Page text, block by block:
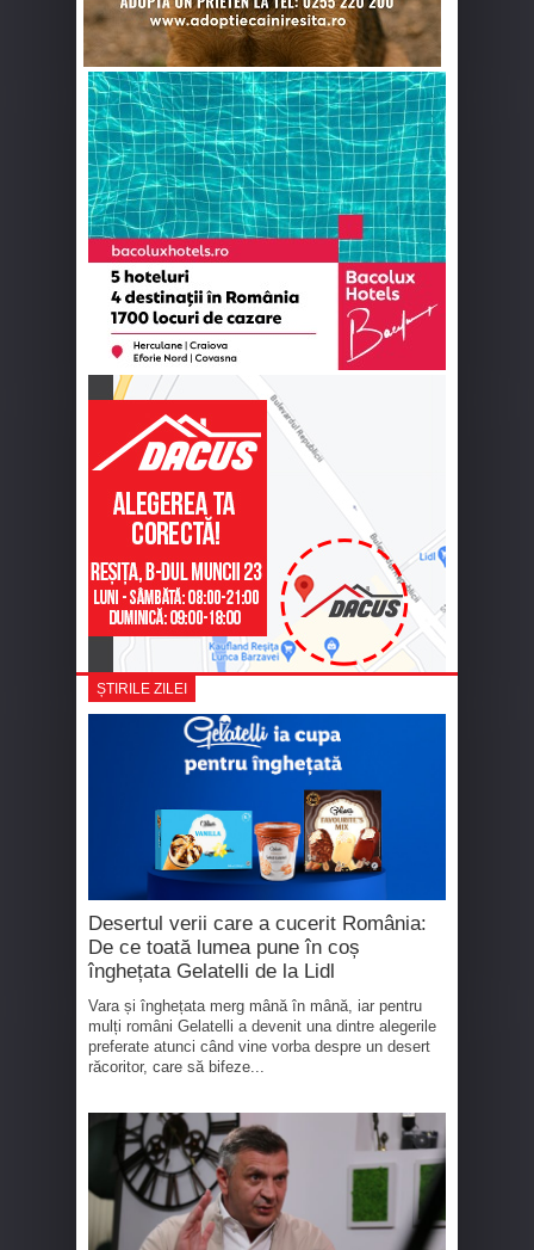
ȘTIRILE ZILEI
Desertul verii care a cucerit România:
De ce toată lumea pune în coș
înghețata Gelatelli de la Lidl
Vara și înghețata merg mână în mână, iar pentru
mulți români Gelatelli a devenit una dintre alegerile
preferate atunci când vine vorba despre un desert
răcoritor, care să bifeze...